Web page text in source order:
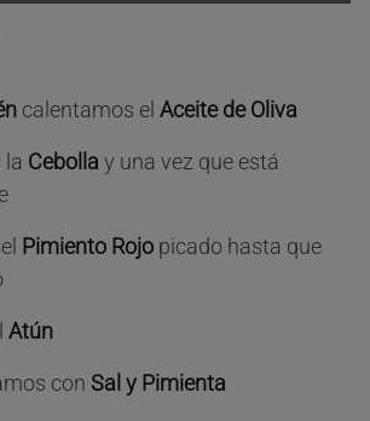
calentamos el Aceite de Oliva
la Cebolla y una vez que está
Pimiento Rojo picado hasta que
Atún
con Sal y Pimienta